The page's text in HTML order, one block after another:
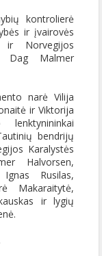
kontrolierė
ir įvairovės
ir Norvegijos
Dag Malmer
narė Vilija
ir Viktorija
lenktynininkai
bendrijų
Karalystės
Halvorsen,
Rusilas,
Makaraitytė,
ir lygių